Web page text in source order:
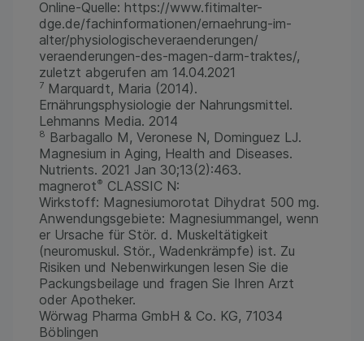
Online-Quelle: https://www.fitimalter-
dge.de/fachinformationen/ernaehrung-im-
alter/physiologischeveraenderungen/
veraenderungen-des-magen-darm-traktes/,
zuletzt abgerufen am 14.04.2021
7 Marquardt, Maria (2014).
Ernährungsphysiologie der Nahrungsmittel.
Lehmanns Media. 2014
8 Barbagallo M, Veronese N, Dominguez LJ.
Magnesium in Aging, Health and Diseases.
Nutrients. 2021 Jan 30;13(2):463.
magnerot® CLASSIC N:
Wirkstoff: Magnesiumorotat Dihydrat 500 mg.
Anwendungsgebiete: Magnesiummangel, wenn
er Ursache für Stör. d. Muskeltätigkeit
(neuromuskul. Stör., Wadenkrämpfe) ist. Zu
Risiken und Nebenwirkungen lesen Sie die
Packungsbeilage und fragen Sie Ihren Arzt
oder Apotheker.
Wörwag Pharma GmbH & Co. KG, 71034
Böblingen